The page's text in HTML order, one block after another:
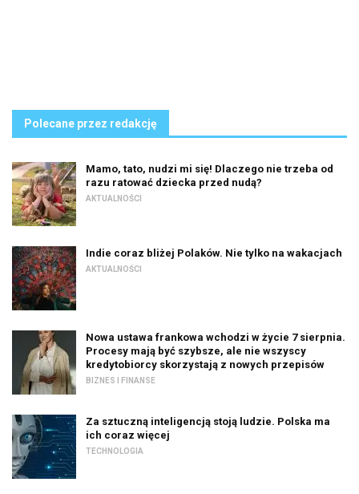
Polecane przez redakcję
Mamo, tato, nudzi mi się! Dlaczego nie trzeba od
razu ratować dziecka przed nudą?
AKTUALNOŚCI
Indie coraz bliżej Polaków. Nie tylko na wakacjach
AKTUALNOŚCI
Nowa ustawa frankowa wchodzi w życie 7 sierpnia.
Procesy mają być szybsze, ale nie wszyscy
kredytobiorcy skorzystają z nowych przepisów
BIZNES I FINANSE
Za sztuczną inteligencją stoją ludzie. Polska ma
ich coraz więcej
TECHNOLOGIA